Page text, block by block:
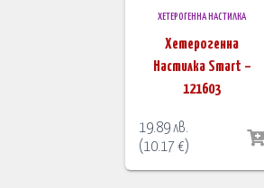
ХЕТЕРОГЕННА НАСТИЛКА
Хетерогенна
Настилка Smart –
121603
19.89лв.
(10.17€)